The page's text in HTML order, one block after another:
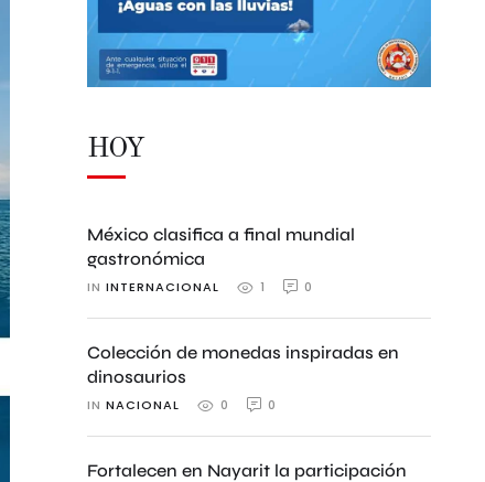
HOY
México clasifica a final mundial
gastronómica
IN INTERNACIONAL 1 0
Colección de monedas inspiradas en
dinosaurios
IN NACIONAL 0 0
Fortalecen en Nayarit la participación